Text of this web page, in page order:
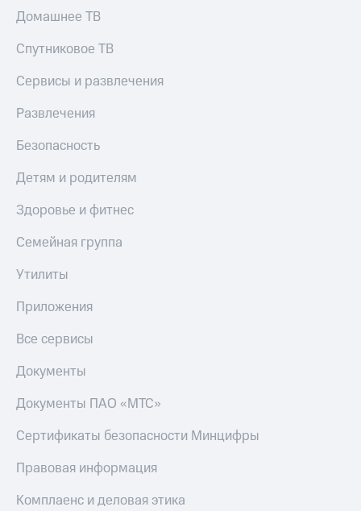
Домашнее ТВ
Спутниковое ТВ
Сервисы и развлечения
Развлечения
Безопасность
Детям и родителям
Здоровье и фитнес
Семейная группа
Утилиты
Приложения
Все сервисы
Документы
Документы ПАО «МТС»
Сертификаты безопасности Минцифры
Правовая информация
Комплаенс и деловая этика